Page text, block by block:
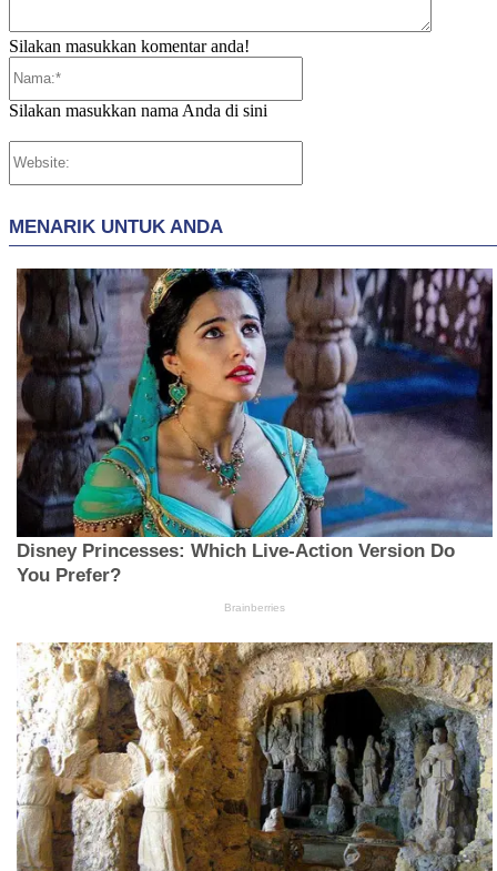
Silakan masukkan komentar anda!
Silakan masukkan nama Anda di sini